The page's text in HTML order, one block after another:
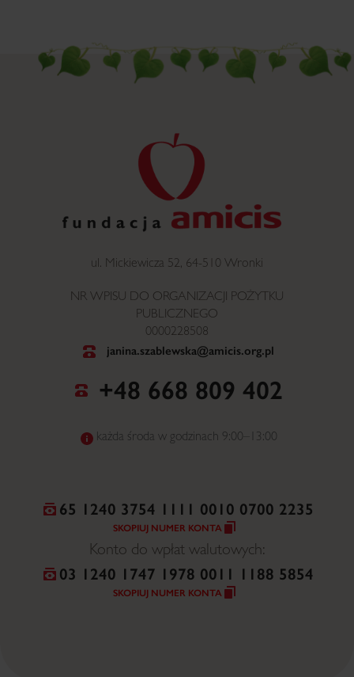
ul. Mickiewicza 52, 64-510 Wronki
NR WPISU DO ORGANIZACJI POŻYTKU
PUBLICZNEGO
0000228508
janina.szablewska@amicis.org.pl
+48 668 809 402
każda środa w godzinach 9:00–13:00
65 1240 3754 1111 0010 0700 2235
SKOPIUJ NUMER KONTA
Konto do wpłat walutowych:
03 1240 1747 1978 0011 1188 5854
SKOPIUJ NUMER KONTA